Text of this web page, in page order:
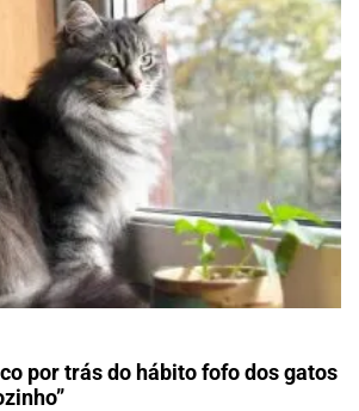
por trás do hábito fofo dos gatos